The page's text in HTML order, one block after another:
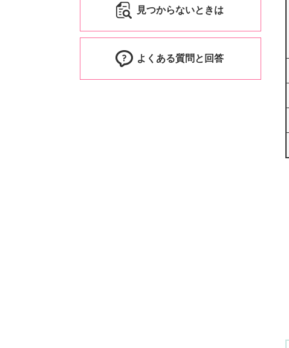
見つからないときは
よくある質問と回答